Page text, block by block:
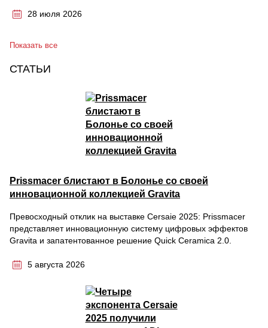
28 июля 2026
Показать все
СТАТЬИ
Prissmacer блистают в Болонье со своей
инновационной коллекцией Gravita
Превосходный отклик на выставке Cersaie 2025: Prissmacer
представляет инновационную систему цифровых эффектов
Gravita и запатентованное решение Quick Ceramica 2.0.
5 августа 2026